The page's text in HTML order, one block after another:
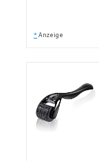
* Anzeige